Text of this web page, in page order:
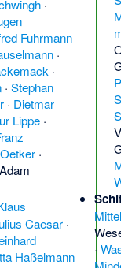
·
Fuhrmann
·
·
·Stephan
· Dietmar
Lippe ·
·
Caesar ·
Haßelmann
·